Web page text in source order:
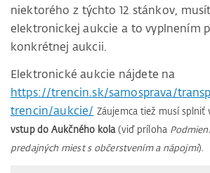
niektorého z týchto 12 stánkov,
elektronickej aukcie a to vyplnením
konkrétnej aukcii.
Elektronické aukcie nájdete na
https://trencin.sk/samosprava/
trencin/aukcie/ Záujemca tiež musí splniť
vstup do Aukčného kola (viď príloha
predajných miest s občerstvením a nápojmi).